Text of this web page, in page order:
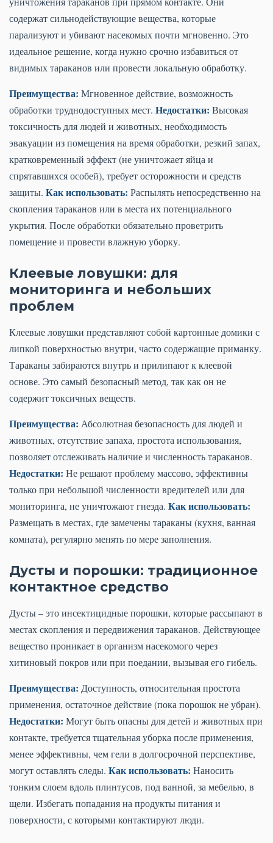
содержат сильнодействующие вещества, которые
парализуют и убивают насекомых почти мгновенно. Это
идеальное решение, когда нужно срочно избавиться от
видимых тараканов или провести локальную обработку.
Преимущества: Мгновенное действие, возможность
обработки труднодоступных мест. Недостатки: Высокая
токсичность для людей и животных, необходимость
эвакуации из помещения на время обработки, резкий запах,
кратковременный эффект (не уничтожает яйца и
спрятавшихся особей), требует осторожности и средств
защиты. Как использовать: Распылять непосредственно на
скопления тараканов или в места их потенциального
укрытия. После обработки обязательно проветрить
помещение и провести влажную уборку.
Клеевые ловушки: для
мониторинга и небольших
проблем
Клеевые ловушки представляют собой картонные домики с
липкой поверхностью внутри, часто содержащие приманку.
Тараканы забираются внутрь и прилипают к клеевой
основе. Это самый безопасный метод, так как он не
содержит токсичных веществ.
Преимущества: Абсолютная безопасность для людей и
животных, отсутствие запаха, простота использования,
позволяет отслеживать наличие и численность тараканов.
Недостатки: Не решают проблему массово, эффективны
только при небольшой численности вредителей или для
мониторинга, не уничтожают гнезда. Как использовать:
Размещать в местах, где замечены тараканы (кухня, ванная
комната), регулярно менять по мере заполнения.
Дусты и порошки: традиционное
контактное средство
Дусты – это инсектицидные порошки, которые рассыпают в
местах скопления и передвижения тараканов. Действующее
вещество проникает в организм насекомого через
хитиновый покров или при поедании, вызывая его гибель.
Преимущества: Доступность, относительная простота
применения, остаточное действие (пока порошок не убран).
Недостатки: Могут быть опасны для детей и животных при
контакте, требуется тщательная уборка после применения,
менее эффективны, чем гели в долгосрочной перспективе,
могут оставлять следы. Как использовать: Наносить
тонким слоем вдоль плинтусов, под ванной, за мебелью, в
щели. Избегать попадания на продукты питания и
поверхности, с которыми контактируют люди.